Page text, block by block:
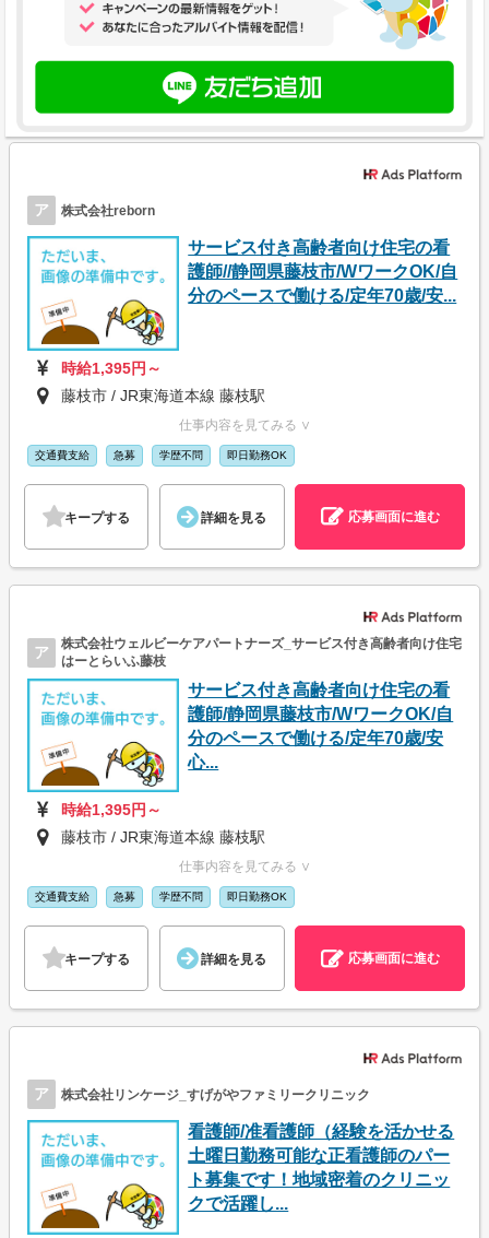
ア 株式会社reborn
サービス付き高齢者向け住宅の看
護師//静岡県藤枝市/WワークOK/自
分のペースで働ける/定年70歳/安...
時給1,395円～
藤枝市 / JR東海道本線 藤枝駅
仕事内容を見てみる ∨
交通費支給 急募 学歴不問 即日勤務OK
キープする 詳細を見る 応募画面に進む
ア
株式会社ウェルビーケアパートナーズ_サービス付き高齢者向け住宅
はーとらいふ藤枝
サービス付き高齢者向け住宅の看
護師/静岡県藤枝市/WワークOK/自
分のペースで働ける/定年70歳/安
心...
時給1,395円～
藤枝市 / JR東海道本線 藤枝駅
仕事内容を見てみる ∨
交通費支給 急募 学歴不問 即日勤務OK
キープする 詳細を見る 応募画面に進む
ア 株式会社リンケージ_すげがやファミリークリニック
看護師/准看護師（経験を活かせる
土曜日勤務可能な正看護師のパー
ト募集です！地域密着のクリニッ
クで活躍し...